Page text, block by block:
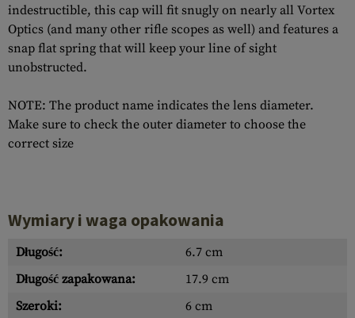
indestructible, this cap will fit snugly on nearly all Vortex
Optics (and many other rifle scopes as well) and features a
snap flat spring that will keep your line of sight
unobstructed.
NOTE: The product name indicates the lens diameter.
Make sure to check the outer diameter to choose the
correct size
Wymiary i waga opakowania
Długość:
6.7 cm
Długość zapakowana:
17.9 cm
Szeroki:
6 cm